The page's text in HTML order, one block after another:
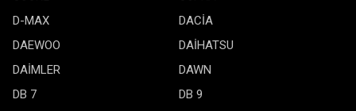
D-MAX
DACİA
DAEWOO
DAİHATSU
DAİMLER
DAWN
DB 7
DB 9